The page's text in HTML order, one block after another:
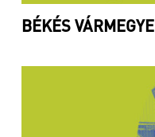
BÉKÉS VÁRMEGYE